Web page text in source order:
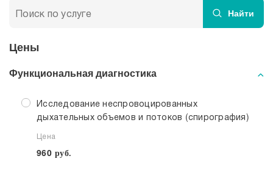
Найти
Цены
Функциональная диагностика
Исследование неспровоцированных
дыхательных объемов и потоков (спирография)
Цена
960 руб.